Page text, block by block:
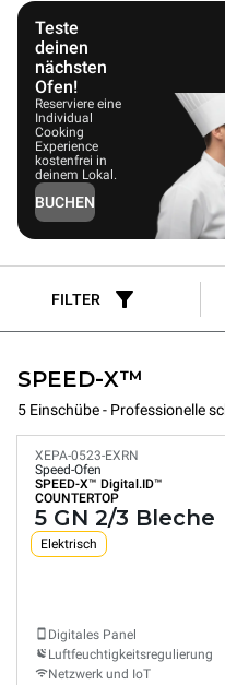
denn je zubereitet. Diese
Küchenprofis, die einen
suchen, der
und den Komfort einer
Diese Vielseitigkeit
erweitern und den Wert des
Lebensdauer hinweg zu
Teste
deinen
nächsten
Ofen!
Reserviere eine
Individual
Cooking
Experience
kostenfrei in
deinem Lokal.
BUCHEN
FILTER
SPEED-X™
5 Einschübe - Professionelle
XEPA-0523-EXRN
Speed-Ofen
SPEED-X™ Digital.ID™
COUNTERTOP
5 GN 2/3 Bleche
Elektrisch
Digitales Panel
Luftfeuchtigkeitsregulierung
Netzwerk und IoT